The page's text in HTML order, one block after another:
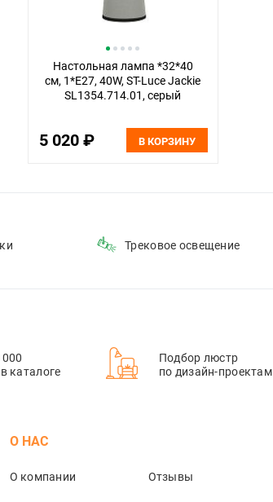
Настольная лампа *32*40
см, 1*E27, 40W, ST-Luce Jackie
SL1354.714.01, серый
5 020 ₽ В КОРЗИНУ
Трековое освещение
каталоге
Подбор люстр
по дизайн-проектам
О НАС
О компании Отзывы